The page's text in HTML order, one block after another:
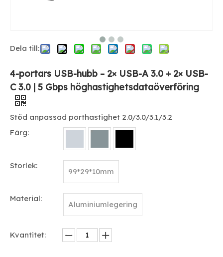
Dela till:
4-portars USB-hubb – 2× USB-A 3.0 + 2× USB-
C 3.0 | 5 Gbps höghastighetsdataöverföring
Stöd anpassad porthastighet 2.0/3.0/3.1/3.2
Färg:
Storlek:
99*29*10mm
Material:
Aluminiumlegering
Kvantitet: